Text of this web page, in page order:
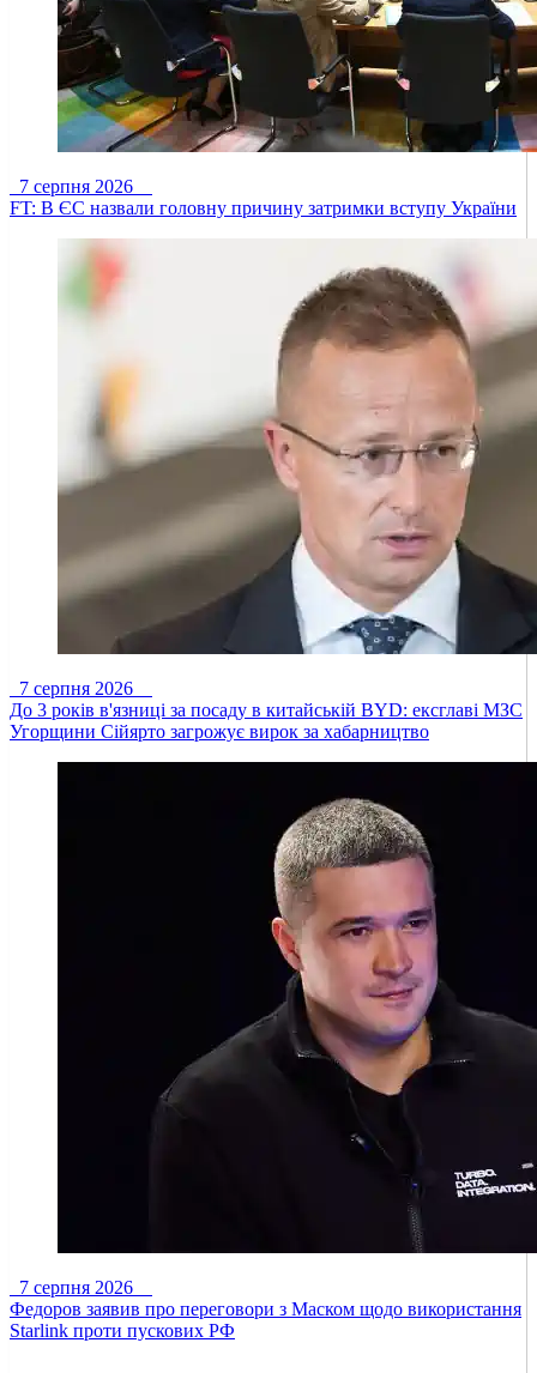
7 серпня 2026
FT: В ЄС назвали головну причину затримки вступу України
7 серпня 2026
До 3 років в'язниці за посаду в китайській BYD: ексглаві МЗС
Угорщини Сійярто загрожує вирок за хабарництво
7 серпня 2026
Федоров заявив про переговори з Маском щодо використання
Starlink проти пускових РФ